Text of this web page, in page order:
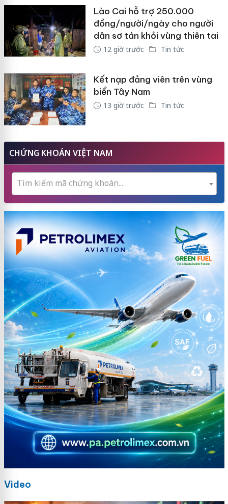
Lào Cai hỗ trợ 250.000
đồng/người/ngày cho người
dân sơ tán khỏi vùng thiên tai
12 giờ trước Tin tức
Kết nạp đảng viên trên vùng
biển Tây Nam
13 giờ trước Tin tức
CHỨNG KHOÁN VIỆT NAM
Tìm kiếm mã chứng khoán...
Video